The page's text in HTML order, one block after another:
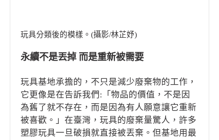
玩具分類後的模樣。(攝影/林芷妤)
永續不是丟掉 而是重新被需要
玩具基地承擔的，不只是減少廢棄物的工作，
它更像是在告訴我們:「物品的價值，不是因
為舊了就不存在，而是因為有人願意讓它重新
被喜歡。」在臺灣，玩具的廢棄量驚人，許多
塑膠玩具一旦破損就直接被丟棄。但基地用最